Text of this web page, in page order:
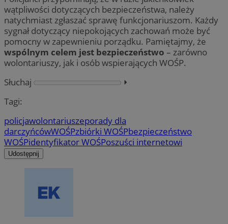
wątpliwości dotyczących bezpieczeństwa, należy
natychmiast zgłaszać sprawę funkcjonariuszom. Każdy
sygnał dotyczący niepokojących zachowań może być
pomocny w zapewnieniu porządku. Pamiętajmy, że
wspólnym celem jest bezpieczeństwo – zarówno
wolontariuszy, jak i osób wspierających WOŚP.
Słuchaj
⏵︎
Tagi:
policjawolontariuszeporady dla
darczyńcówWOŚPzbiórki WOŚPbezpieczeństwo
WOŚPidentyfikator WOŚPoszuści internetowi
Udostępnij